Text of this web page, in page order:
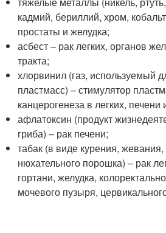
кадмий, бериллий, хром,
простаты и желудка;
асбест – рак легких, органов
тракта;
хлорвинил (газ, используемый
пластмасс) – стимулятор
канцерогенеза в легких, печени
афлатоксин (продукт
гриба) – рак печени;
табак (в виде курения,
нюхательного порошка) – рак
гортани, желудка,
мочевого пузыря,